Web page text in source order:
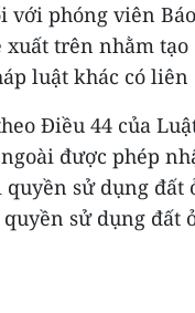
với phóng viên
xuất trên nhằm
luật khác có
Điều 44 của
được phép
sử dụng đất
sử dụng đất